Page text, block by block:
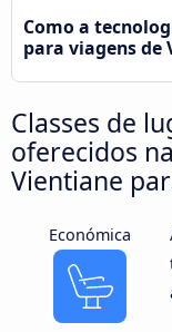
Como a
para viagens de
Classes de
oferecidos
Vientiane
Económica